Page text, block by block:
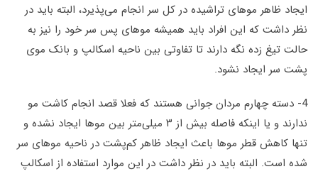
ایجاد ظاهر موهای تراشیده در کل سر انجام می‌پذیرد، البته باید در
نظر داشت که این افراد باید همیشه موهای پس سر خود را نیز به
حالت تیغ زده نگه دارند تا تفاوتی بین ناحیه اسکالپ و بانک موی
پشت سر ایجاد نشود.
4- دسته چهارم مردان جوانی هستند که فعلا قصد انجام کاشت مو
ندارند و یا اینکه فاصله بیش از ۳ میلی‌متر بین موها ایجاد نشده و
تنها کاهش قطر موها باعث ایجاد ظاهر کم‌پشت در ناحیه موهای سر
شده است. البته باید در نظر داشت در این موارد استفاده از اسکالپ